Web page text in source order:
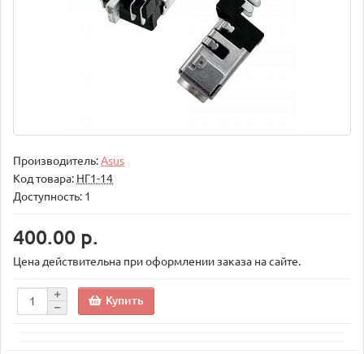
Производитель:Asus
Код товара: НГ1-14
Доступность: 1
400.00 р.
Цена действительна при оформлении заказа на сайте.
Купить